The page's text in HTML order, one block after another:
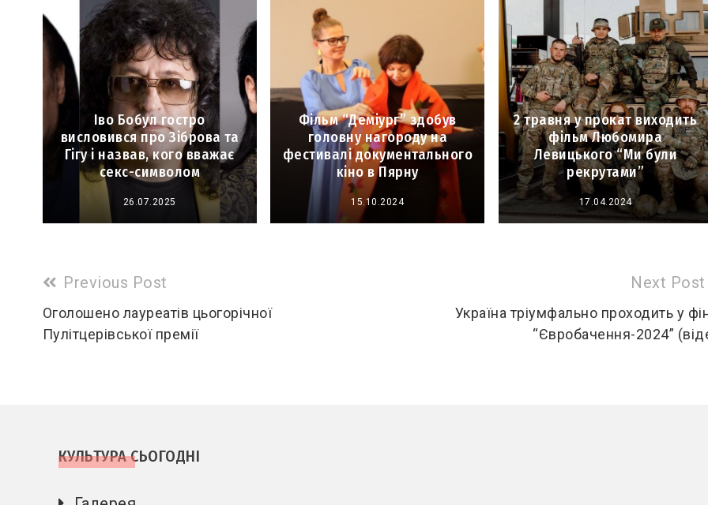
Іво Бобул гостро
висловився про Зіброва та
Гігу і назвав, кого вважає
секс-символом
26.07.2025
Фільм “Деміург” здобув
головну нагороду на
фестивалі документального
кіно в Пярну
15.10.2024
2 травня у прокат виходить
фільм Любомира
Левицького “Ми були
рекрутами”
17.04.2024
Read
more
articles
Previous Post
Оголошено лауреатів цьогорічної
Пулітцерівської премії
Next Post
Україна тріумфально проходить у
“Євробачення-2024”
КУЛЬТУРА СЬОГОДНІ